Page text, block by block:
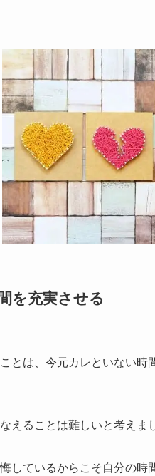
を充実させる
とは、今元カレといない
えることは難しいと考えま
しているからこそ自分の時